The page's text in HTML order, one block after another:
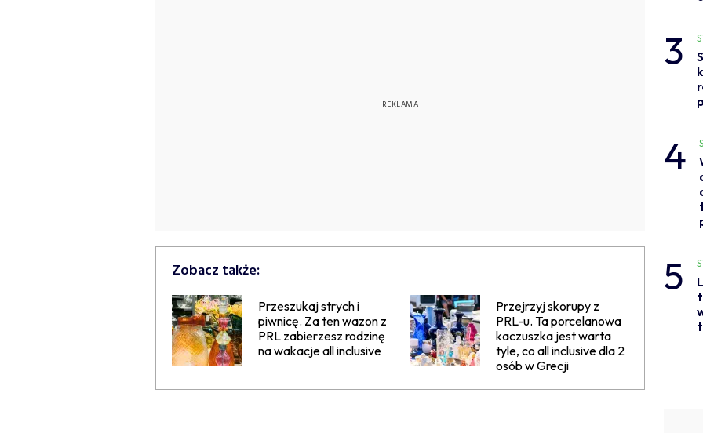
Zobacz także:
Przeszukaj strych i
piwnicę. Za ten wazon z
PRL zabierzesz rodzinę
na wakacje all inclusive
Przejrzyj skorupy z
PRL-u. Ta porcelanowa
kaczuszka jest warta
tyle, co all inclusive dla 2
osób w Grecji
3
4
5